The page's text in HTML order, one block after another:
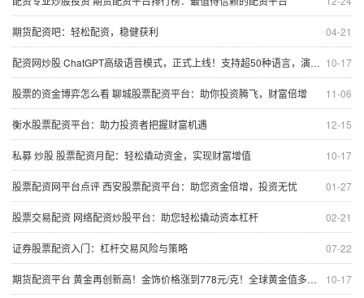
04-21
期货配资吧：轻松配资，稳健获利
10-17
配资网炒股 ChatGPT高级语音模式，正式上线！支持超50种语言，演示视频中用普通话说“对不起”，斯嘉丽的声线没有了
11-06
股票的资金博弈怎么看 聊城股票配资平台：助你投资腾飞，财富倍增
12-15
衡水股票配资平台：助力投资者把握财富机遇
10-17
私募 炒股 股票配资月配：轻松撬动资金，实现财富增值
01-27
股票配资网平台点评 西安股票配资平台：助您资金倍增，投资无忧
02-21
股票交易配资 网络配资炒股平台：助您轻松撬动资本杠杆
07-22
证券股票配资入门：杠杆交易风险与策略
10-17
期货配资平台 黄金再创新高！金饰价格涨到778元/克！全球黄金值多少钱？答案：20万亿美元